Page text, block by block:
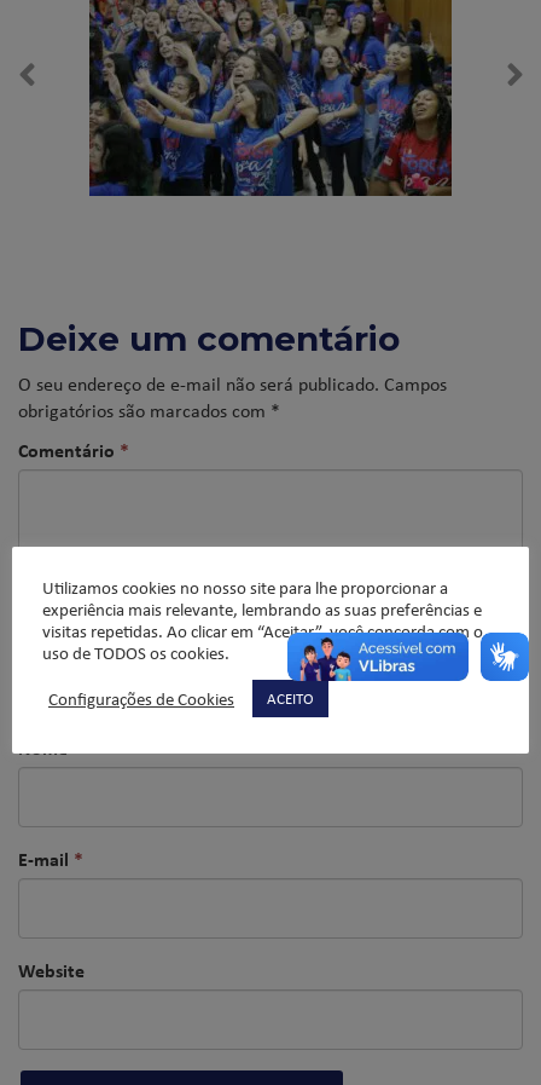
Deixe um comentário
O seu endereço de e-mail não será publicado. Campos
obrigatórios são marcados com *
Comentário *
Nome*
E-mail *
Website
Utilizamos cookies no nosso site para lhe proporcionar a
experiência mais relevante, lembrando as suas preferências e
visitas repetidas. Ao clicar em “Aceitar”, você concorda com o
uso de TODOS os cookies.
Configurações de Cookies
ACEITO